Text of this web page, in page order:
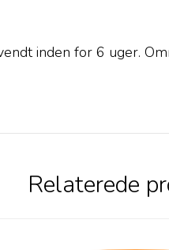
inden for 6 uger.
Relaterede